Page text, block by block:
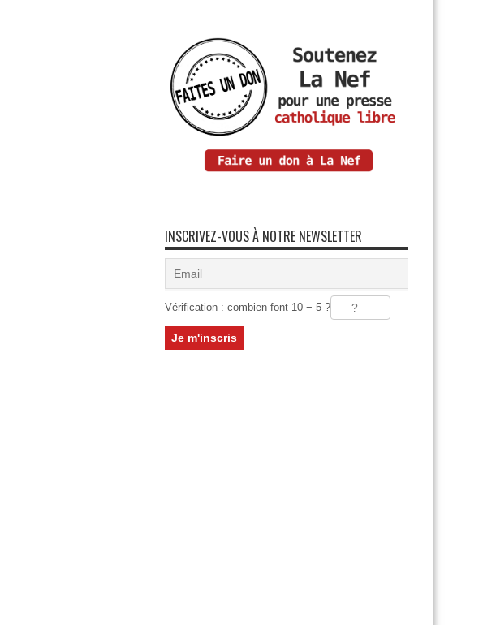
INSCRIVEZ-VOUS À NOTRE NEWSLETTER
Vérification : combien font 10 − 5 ?